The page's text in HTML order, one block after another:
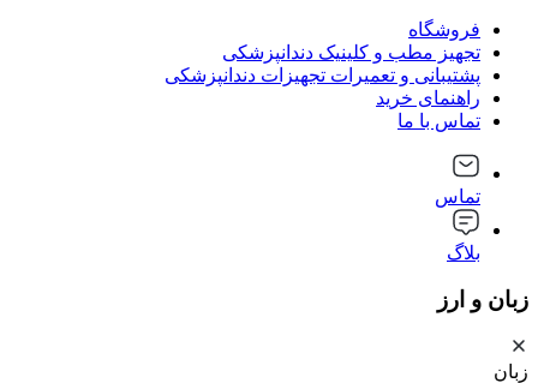
فروشگاه
تجهیز مطب و کلینیک دندانپزشکی
پشتیبانی و تعمیرات تجهیزات دندانپزشکی
راهنمای خرید
تماس با ما
تماس
بلاگ
زبان و ارز
زبان